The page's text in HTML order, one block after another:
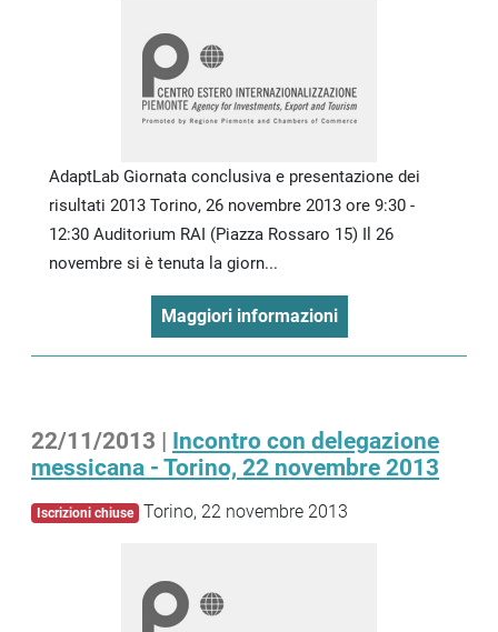
AdaptLab Giornata conclusiva e presentazione dei
risultati 2013 Torino, 26 novembre 2013 ore 9:30 -
12:30 Auditorium RAI (Piazza Rossaro 15) Il 26
novembre si è tenuta la giorn...
Maggiori informazioni
22/11/2013 | Incontro con delegazione
messicana - Torino, 22 novembre 2013
Iscrizioni chiuse Torino, 22 novembre 2013